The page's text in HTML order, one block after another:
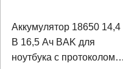
Аккумулятор 18650 14,4
В 16,5 Ач BAK для
ноутбука с протоколом